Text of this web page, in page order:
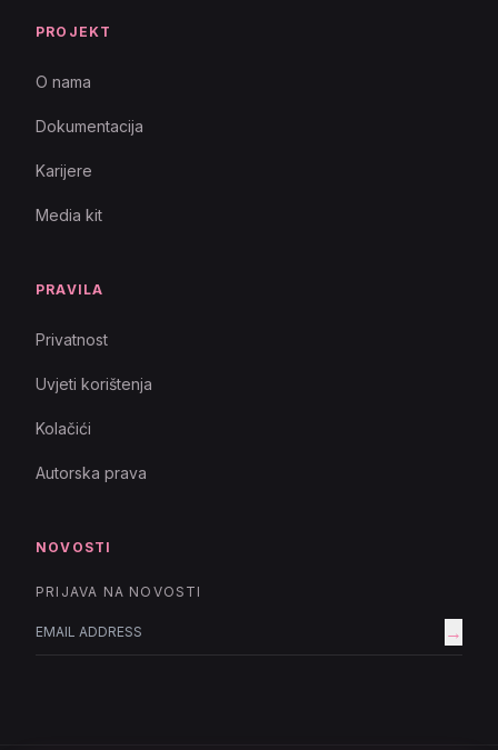
PROJEKT
O nama
Dokumentacija
Karijere
Media kit
PRAVILA
Privatnost
Uvjeti korištenja
Kolačići
Autorska prava
NOVOSTI
PRIJAVA NA NOVOSTI
→